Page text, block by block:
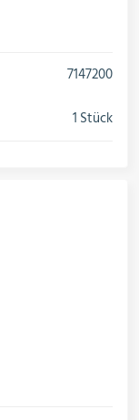
7147200
1 Stück